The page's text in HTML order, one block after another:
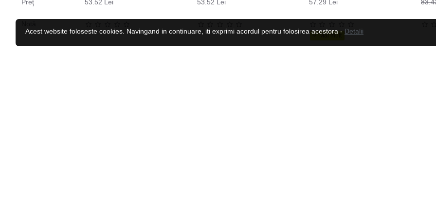
Preţ 53.52 Lei 53.52 Lei 57.29 Lei
Acest website foloseste cookies. Navingand in continuare, iti exprimi acordul pentru folosirea acestora - Detalii